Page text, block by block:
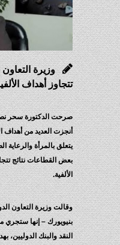
وزيرة التعاون
تتجاوز أهداف الألفية
صرحت الدكتورة سحر نصر
أنجزت العديد من أهداف
يتعلق بالمرأة والرعاية
بعض القطاعات نتائج تتجاوز
الألفية.
وقالت وزيرة التعاون الدولي
بنيويورك – إنها ستجري
النقد والبنك الدوليين، بهدف